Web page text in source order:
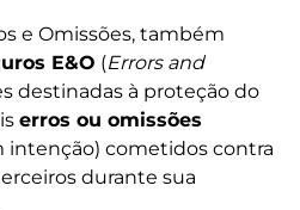
e Omissões, também
E&O (Errors and
destinadas à proteção do
erros ou omissões
intenção) cometidos contra
durante sua